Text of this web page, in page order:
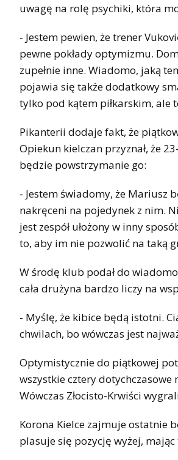
uwagę na rolę psychiki, która
- Jestem pewien, że trener
pewne pokłady optymizmu.
zupełnie inne. Wiadomo, jaką
pojawia się także dodatkowy
tylko pod kątem piłkarskim, ale
Pikanterii dodaje fakt, że
Opiekun kielczan przyznał, że
będzie powstrzymanie go:
- Jestem świadomy, że Mariusz
nakręceni na pojedynek z nim.
jest zespół ułożony w inny
to, aby im nie pozwolić na taką
W środę klub podał do
cała drużyna bardzo liczy na
- Myślę, że kibice będą istotni.
chwilach, bo wówczas jest
Optymistycznie do piątkowej
wszystkie cztery dotychczasowe
Wówczas Złocisto-Krwiści
Korona Kielce zajmuje ostatnie
plasuje się pozycję wyżej,